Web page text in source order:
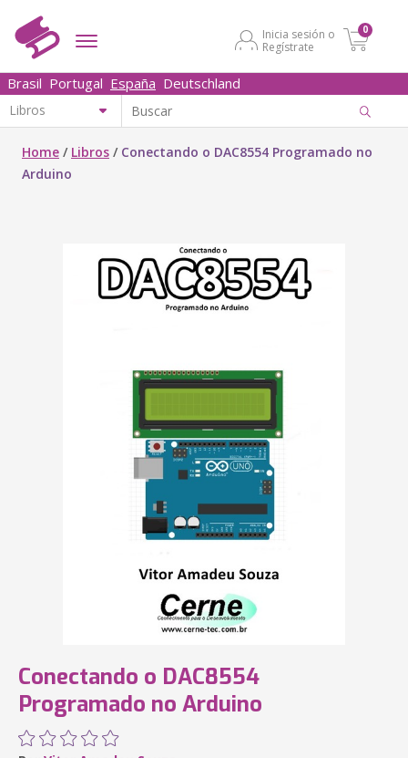
Inicia sesión o
Regístrate
0
Brasil Portugal España Deutschland
Home / Libros / Conectando o DAC8554 Programado no
Arduino
Conectando o DAC8554
Programado no Arduino